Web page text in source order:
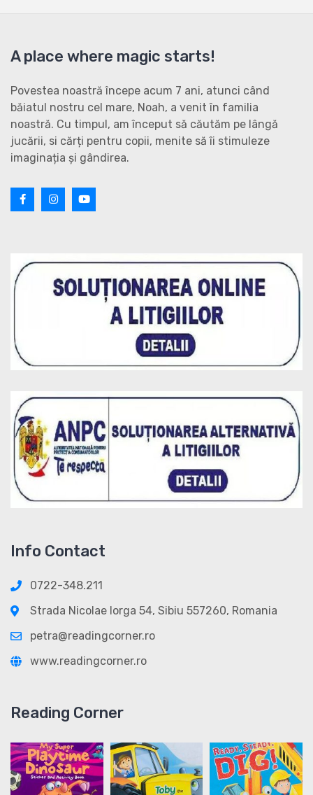
A place where magic starts!
Povestea noastră începe acum 7 ani, atunci când
băiatul nostru cel mare, Noah, a venit în familia
noastră. Cu timpul, am început să căutăm pe lângă
jucării, si cărți pentru copii, menite să îi stimuleze
imaginația și gândirea.
Info Contact
0722-348.211
Strada Nicolae Iorga 54, Sibiu 557260, Romania
petra@readingcorner.ro
www.readingcorner.ro
Reading Corner